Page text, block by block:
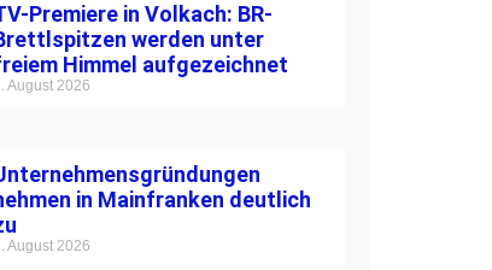
Premiere in Volkach: BR-
werden unter
Himmel aufgezeichnet
August 2026
in Mainfranken deutlich
August 2026